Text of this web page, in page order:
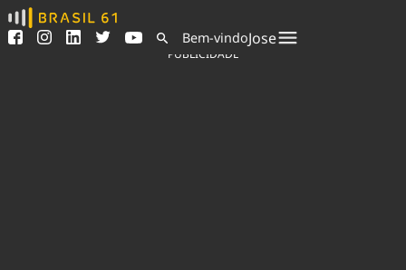
Ver todas as notícias
Podcasts
Indicadores
Bem-vindoJose
PUBLICIDADE